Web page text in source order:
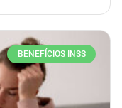
BENEFÍCIOS INSS